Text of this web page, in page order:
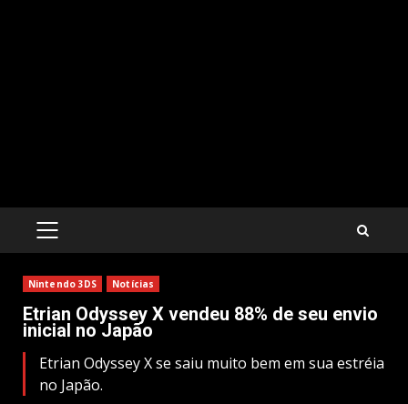
PRIMARY
Nintendo 3DS Notícias
Etrian Odyssey X vendeu 88% de seu envio
inicial no Japão
Etrian Odyssey X se saiu muito bem em sua estréia
no Japão.